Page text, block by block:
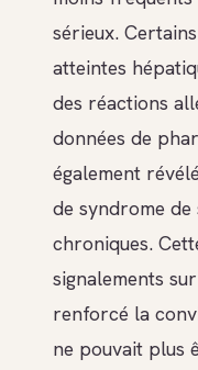
sérieux.
atteintes
des réactions
données de
également
de syndrome
chroniques.
signalements
renforcé la
ne pouvait plus